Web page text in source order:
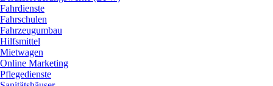
Fahrdienste
Fahrschulen
Fahrzeugumbau
Hilfsmittel
Mietwagen
Online Marketing
Pflegedienste